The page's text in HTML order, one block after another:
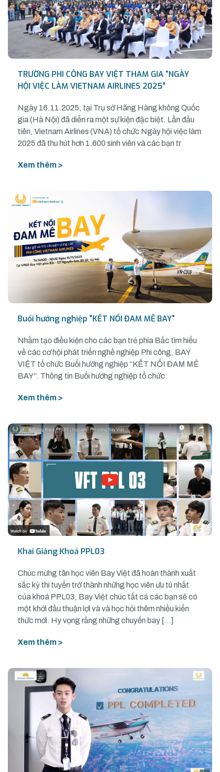
TRƯỜNG PHI CÔNG BAY VIỆT THAM GIA “NGÀY
HỘI VIỆC LÀM VIETNAM AIRLINES 2025”
Ngày 16.11.2025, tại Trụ sở Hãng Hàng không Quốc
gia (Hà Nội) đã diễn ra một sự kiện đặc biệt. Lần đầu
tiên, Vietnam Airlines (VNA) tổ chức Ngày hội việc làm
2025 đã thu hút hơn 1.600 sinh viên và các bạn tr
Xem thêm >
Buổi hướng nghiệp "KẾT NỐI ĐAM MÊ BAY"
Nhằm tạo điều kiện cho các bạn trẻ phía Bắc tìm hiểu
về các cơ hội phát triển nghề nghiệp Phi công, BAY
VIỆT tổ chức Buổi hướng nghiệp “KẾT NỐI ĐAM MÊ
BAY”. Thông tin Buổi hướng nghiệp tổ chức:
Xem thêm >
Khai Giảng Khoá PPL03
Chúc mừng tân học viên Bay Việt đã hoàn thành xuất
sắc kỳ thi tuyển trở thành những học viên ưu tú nhất
của khoá PPL03, Bay Việt chúc tất cả các bạn sẽ có
một khởi đầu thuận lợi và và học hỏi thêm nhiều kiến
thức mới. Hy vọng rằng những chuyến bay […]
Xem thêm >